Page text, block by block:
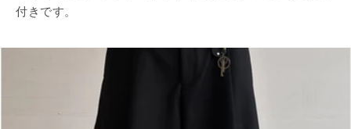
付きです。